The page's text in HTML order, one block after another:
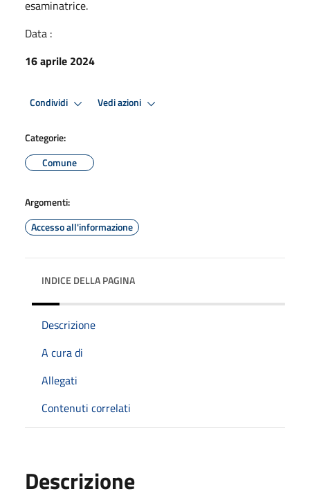
esaminatrice.
Data :
16 aprile 2024
Condividi Vedi azioni
Categorie:
Comune
Argomenti:
Accesso all'informazione
INDICE DELLA PAGINA
Descrizione
A cura di
Allegati
Contenuti correlati
Descrizione